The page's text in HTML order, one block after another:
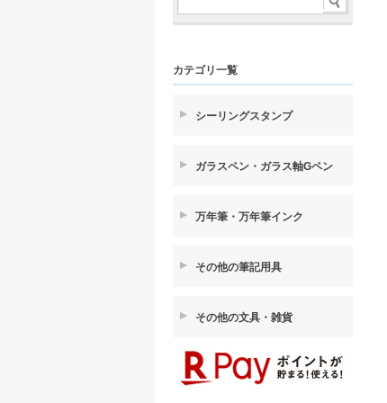
カテゴリ一覧
シーリングスタンプ
ガラスペン・ガラス軸Gペン
万年筆・万年筆インク
その他の筆記用具
その他の文具・雑貨